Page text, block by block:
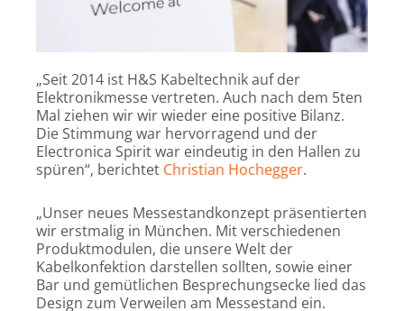
„Seit 2014 ist H&S Kabeltechnik auf der
Elektronikmesse vertreten. Auch nach dem 5ten
Mal ziehen wir wir wieder eine positive Bilanz.
Die Stimmung war hervorragend und der
Electronica Spirit war eindeutig in den Hallen zu
spüren“, berichtet Christian Hochegger.
„Unser neues Messestandkonzept präsentierten
wir erstmalig in München. Mit verschiedenen
Produktmodulen, die unsere Welt der
Kabelkonfektion darstellen sollten, sowie einer
Bar und gemütlichen Besprechungsecke lied das
Design zum Verweilen am Messestand ein.